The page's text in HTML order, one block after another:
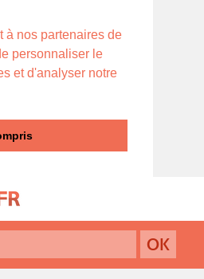
à nos partenaires de
personnaliser le
et d'analyser notre